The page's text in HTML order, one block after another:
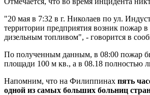
"20 мая в 7:32 в г. Николаев по ул.
территории предприятия возник пожар в
дизельным топливом", - говорится в
По полученным данным, в 08:00 пожар
площади 100 м кв., а в 08.18 полностью
Напомним, что на Филиппинах пять
одной из самых больших больниц